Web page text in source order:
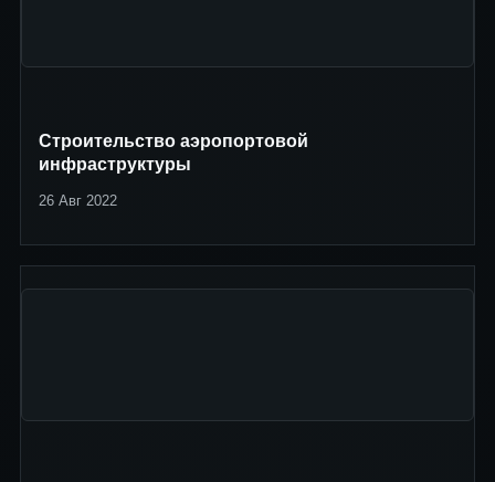
Строительство аэропортовой
инфраструктуры
26 Авг 2022